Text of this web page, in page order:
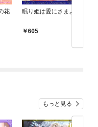
花
眠り姫は愛にさまよう
605
もっと見る